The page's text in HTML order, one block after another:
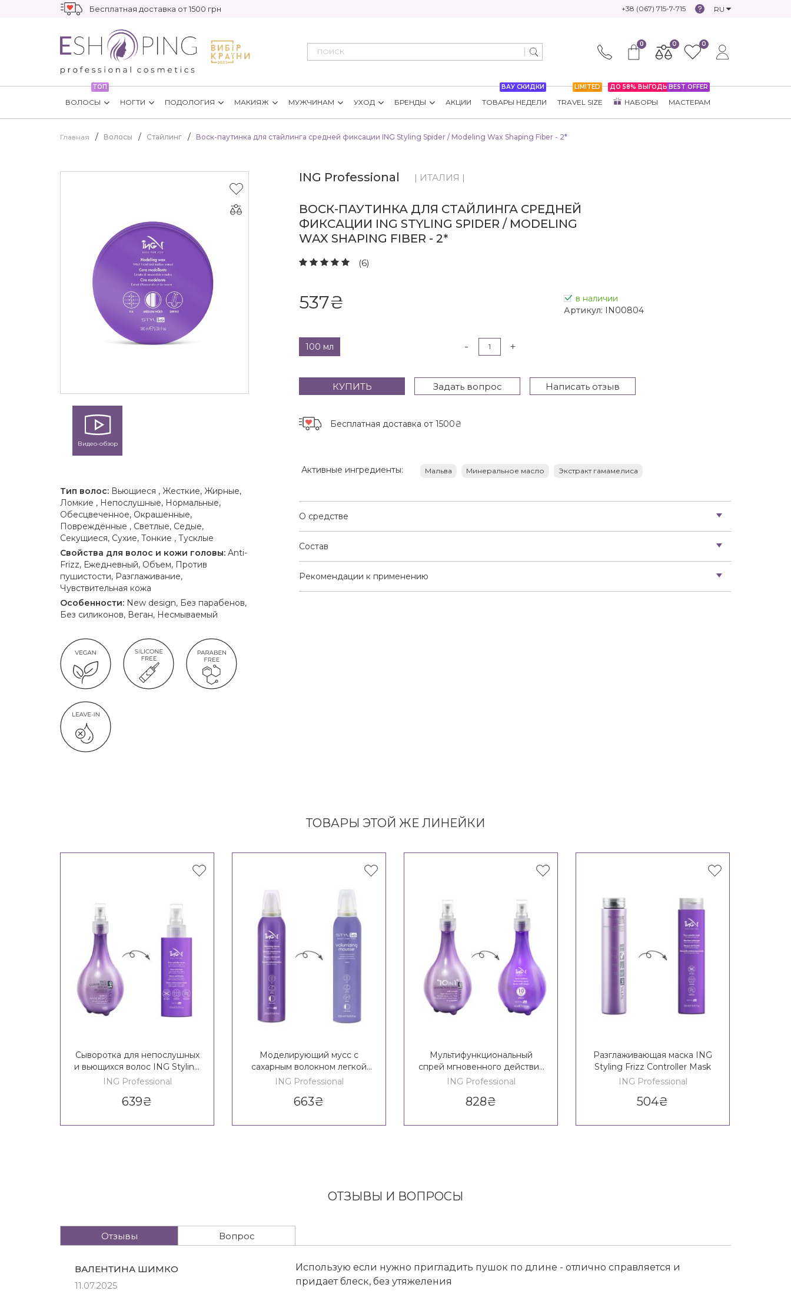
Бесплатная доставка от 1500 грн +38 (067) 715-7-715 RU
0 0 0
ТОП
ВОЛОСЫ НОГТИ ПОДОЛОГИЯ МАКИЯЖ МУЖЧИНАМ УХОД БРЕНДЫ АКЦИИ
ВАУ СКИДКИ
ТОВАРЫ НЕДЕЛИ
LIMITED
TRAVEL SIZE
ДО 58% ВЫГОДЫ
НАБОРЫ
BEST OFFER
МАСТЕРАМ
Главная Волосы Стайлинг Воск-паутинка для стайлинга средней фиксации ING Styling Spider / Modeling Wax Shaping Fiber - 2*
Видео-обзор
Тип волос: Вьющиеся , Жесткие, Жирные,
Ломкие , Непослушные, Нормальные,
Обесцвеченное, Окрашенные,
Повреждённые , Светлые, Седые,
Секущиеся, Сухие, Тонкие , Тусклые
Свойства для волос и кожи головы: Anti-
Frizz, Ежедневный, Объем, Против
пушистости, Разглаживание,
Чувствительная кожа
Особенности: New design, Без парабенов,
Без силиконов, Веган, Несмываемый
ING Professional | ИТАЛИЯ |
ВОСК-ПАУТИНКА ДЛЯ СТАЙЛИНГА СРЕДНЕЙ
ФИКСАЦИИ ING STYLING SPIDER / MODELING
WAX SHAPING FIBER - 2*
(6)
537₴
в наличии
Артикул: IN00804
100 мл - +
КУПИТЬ Задать вопрос Написать отзыв
Бесплатная доставка от 1500₴
Активные ингредиенты: Мальва Минеральное масло Экстракт гамамелиса
О средстве
Состав
Рекомендации к применению
ТОВАРЫ ЭТОЙ ЖЕ ЛИНЕЙКИ
Сыворотка для непослушных
и вьющихся волос ING Styling
Frizz Controller Serum
ING Professional
639₴
Моделирующий мусс с
сахарным волокном легкой
фиксации ING Styling
ING Professional
663₴
Мультифункциональный
спрей мгновенного действия
ING Styling Multiaction Spray
ING Professional
828₴
Разглаживающая маска ING
Styling Frizz Controller Mask
ING Professional
504₴
ОТЗЫВЫ И ВОПРОСЫ
Отзывы Вопрос
ВАЛЕНТИНА ШИМКО
11.07.2025
Использую если нужно пригладить пушок по длине - отлично справляется и
придает блеск, без утяжеления